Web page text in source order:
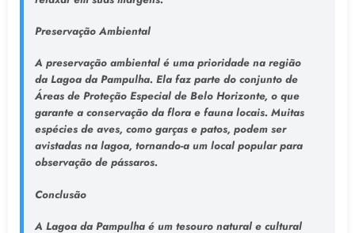
Preservação Ambiental
A preservação ambiental é uma prioridade na região
da Lagoa da Pampulha. Ela faz parte do conjunto de
Áreas de Proteção Especial de Belo Horizonte, o que
garante a conservação da flora e fauna locais. Muitas
espécies de aves, como garças e patos, podem ser
avistadas na lagoa, tornando-a um local popular para
observação de pássaros.
Conclusão
A Lagoa da Pampulha é um tesouro natural e cultural